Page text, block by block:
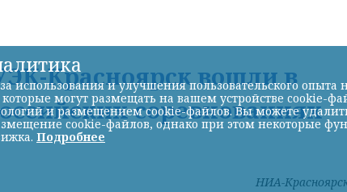
Красноярск вошли в
соревнованиях
НИА-
и улучшения пользовательского опыта
могут размещать на вашем устройстве cookie-
и размещением cookie-файлов. Вы можете
cookie-файлов, однако при этом некоторые
Подробнее